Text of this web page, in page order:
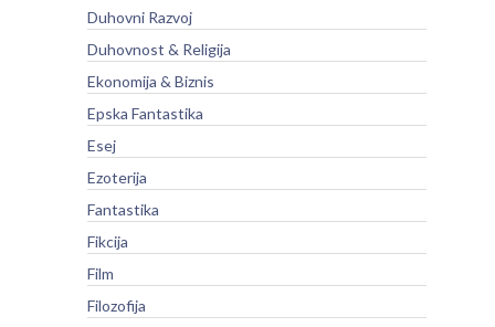
Duhovni Razvoj
Duhovnost & Religija
Ekonomija & Biznis
Epska Fantastika
Esej
Ezoterija
Fantastika
Fikcija
Film
Filozofija